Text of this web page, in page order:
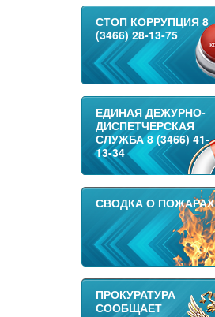
СТОП КОРРУПЦИЯ 8
(3466) 28-13-75
ЕДИНАЯ ДЕЖУРНО-
ДИСПЕТЧЕРСКАЯ
СЛУЖБА 8 (3466) 41-
13-34
СВОДКА О ПОЖАРАХ
ПРОКУРАТУРА
СООБЩАЕТ